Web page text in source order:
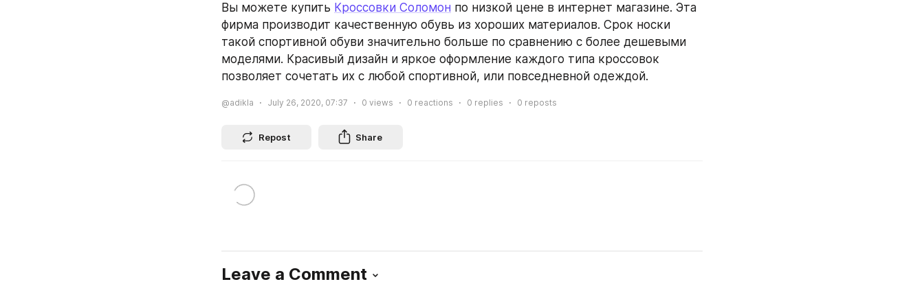
Вы можете купить Кроссовки Соломон по низкой цене в интернет магазине. Эта
фирма производит качественную обувь из хороших материалов. Срок носки
такой спортивной обуви значительно больше по сравнению с более дешевыми
моделями. Красивый дизайн и яркое оформление каждого типа кроссовок
позволяет сочетать их с любой спортивной, или повседневной одеждой.
@adikla July 26, 2020, 07:37 0 views 0 reactions 0 replies 0 reposts
Repost Share
Leave a Comment